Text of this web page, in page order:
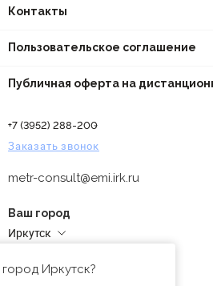
Контакты
Пользовательское соглашение
Публичная оферта на
+7 (3952) 288-200
Заказать звонок
metr-consult@emi.irk.ru
Ваш город
Иркутск
Иркутск?